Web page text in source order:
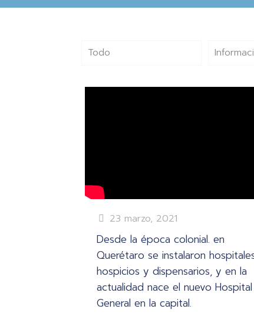
Todo
23 marzo, 2021
Desde la época colonial. en
Querétaro se instalaron
hospicios y dispensarios, y en la
actualidad nace el nuevo Hospital
General en la capital.